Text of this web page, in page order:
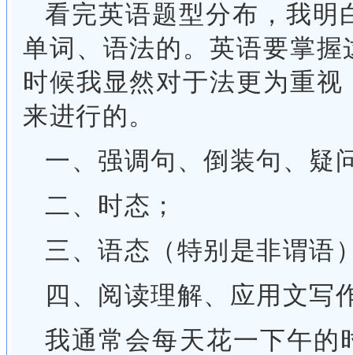
看完英语题型分布，我明
单词、语法的。英语要掌
时候我显然对于法更为重
来进行的。
一、强调句、倒装句、疑
二、时态；
三、语态（特别是非谓语
四、阅读理解、应用文写
我通常会每天花一下午的